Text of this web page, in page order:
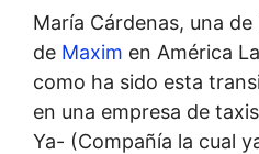
María Cárdenas, una
de Maxim en América
como ha sido esta
en una empresa de
Ya- (Compañía la cual